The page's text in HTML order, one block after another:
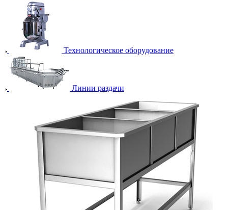
Технологическое оборудование
Линии раздачи